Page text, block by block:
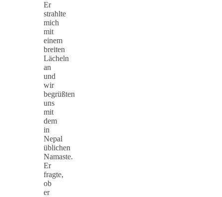
Er
strahlte
mich
mit
einem
breiten
Lächeln
an
und
wir
begrüßten
uns
mit
dem
in
Nepal
üblichen
Namaste.
Er
fragte,
ob
er